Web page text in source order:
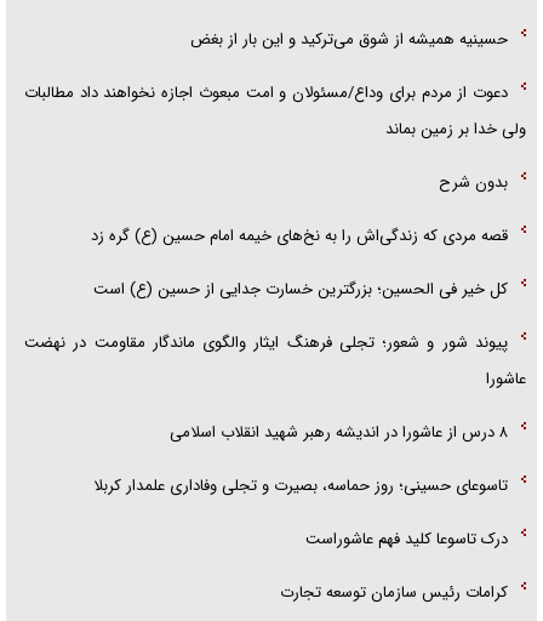
حسینیه همیشه از شوق می‌ترکید و این بار از بغض
دعوت از مردم برای وداع/مسئولان و امت مبعوث اجازه نخواهند داد مطالبات
ولی خدا بر زمین بماند
بدون شرح
قصه مردی که زندگی‌اش را به نخ‌های خیمه امام حسین (ع) گره زد
کل خیر فی الحسین؛ بزرگترین خسارت جدایی از حسین (ع) است
پیوند شور و شعور؛ تجلی فرهنگ ایثار والگوی ماندگار مقاومت در نهضت
عاشورا
۸ درس از عاشورا در اندیشه رهبر شهید انقلاب اسلامی
تاسوعای حسینی؛ روز حماسه، بصیرت و تجلی وفاداری علمدار کربلا
درک تاسوعا کلید فهم عاشوراست
کرامات رئیس سازمان توسعه تجارت